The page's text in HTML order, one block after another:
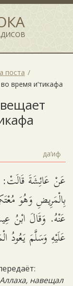
поста
время и‘тикафа
да‘иф
عَنْ عَائِشَةَ قَالَتْ:
بِالْمَرِيضِ وَهُوَ
عَنْهُ. وَقَالَ ابْنُ
عَلَيْهِ وَسَلَّمَ
навещал